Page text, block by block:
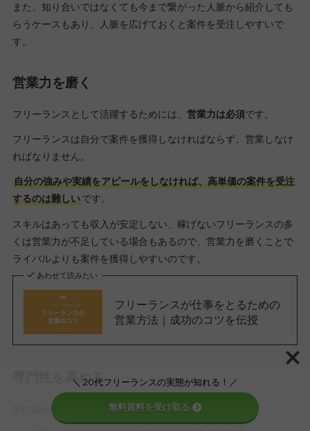
また、知り合いではなくても今まで繋がった人脈から紹介しても
らうケースもあり、人脈を広げておくと案件を受注しやすいで
す。
営業力を磨く
フリーランスとして活躍するためには、 営業力は必須です。
フリーランスは自分で案件を獲得しなければならず、営業しなけ
ればなりません。
自分の強みや実績をアピールをしなければ、高単価の案件を受注
するのは難しいです。
スキルはあっても収入が安定しない、稼げないフリーランスの多
くは営業力が不足している場合もあるので、営業力を磨くことで
ライバルよりも案件を獲得しやすいのです。
あわせて読みたい
フリーランスが仕事をとるための
営業方法｜成功のコツを伝授
専門性を高める
常に自分のスキルを常に磨くことが求められます。
＼ 20代フリーランスの実態が知れる！／
無料資料を受け取る